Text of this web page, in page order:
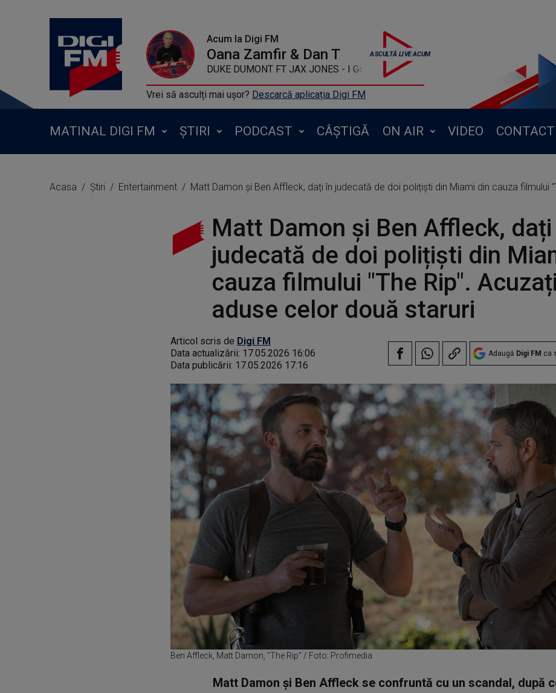
Acum la Digi FM
Oana Zamfir & Dan T
DUKE DUMONT FT JAX JONES - I Got U
Vrei să asculți mai ușor? Descarcă aplicația Digi FM
MATINAL DIGI FM ȘTIRI PODCAST CÂȘTIGĂ ON AIR VIDEO CONTACT
Acasa Știri Entertainment Matt Damon și Ben Affleck, dați în judecată de doi polițiști din Miami din cauza filmului
Matt Damon și Ben Affleck,
judecată de doi polițiști din
cauza filmului "The Rip".
aduse celor două staruri
Articol scris de Digi FM
Data actualizării: 17.05.2026 16:06
Data publicării: 17.05.2026 17:16
Adaugă Digi FM ca
Ben Affleck, Matt Damon, "The Rip" / Foto: Profimedia
Matt Damon și Ben Affleck se confruntă cu un scandal, după